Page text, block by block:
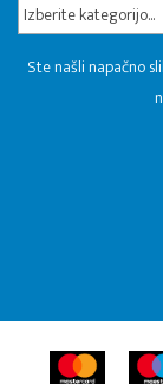
Izberite kategorijo...
Ste našli napačno